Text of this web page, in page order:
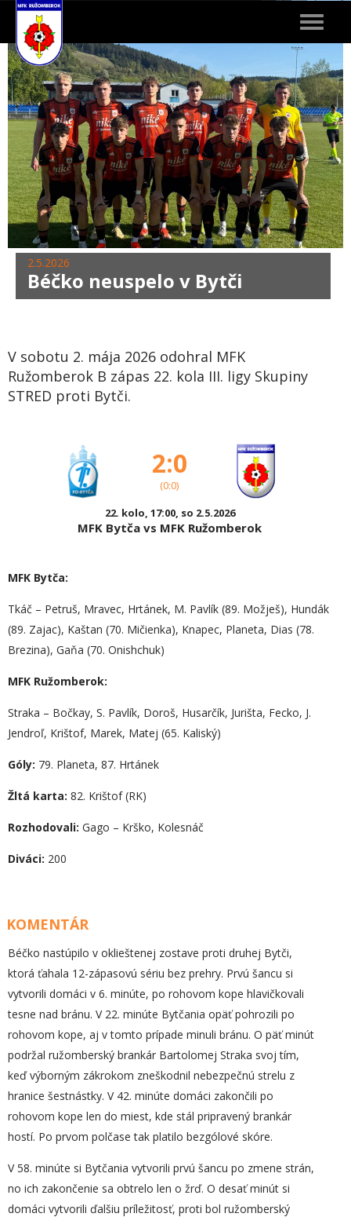
Toggle
2.5.2026
Béčko neuspelo v Bytči
V sobotu 2. mája 2026 odohral MFK
Ružomberok B zápas 22. kola III. ligy Skupiny
STRED proti Bytči.
2:0
(0:0)
22. kolo, 17:00, so 2.5.2026
MFK Bytča vs MFK Ružomberok
MFK Bytča:
Tkáč – Petruš, Mravec, Hrtánek, M. Pavlík (89. Možješ), Hundák
(89. Zajac), Kaštan (70. Mičienka), Knapec, Planeta, Dias (78.
Brezina), Gaňa (70. Onishchuk)
MFK Ružomberok:
Straka – Bočkay, S. Pavlík, Doroš, Husarčík, Jurišta, Fecko, J.
Jendroľ, Krištof, Marek, Matej (65. Kaliský)
Góly: 79. Planeta, 87. Hrtánek
Žltá karta: 82. Krištof (RK)
Rozhodovali: Gago – Krško, Kolesnáč
Diváci: 200
KOMENTÁR
Béčko nastúpilo v oklieštenej zostave proti druhej Bytči,
ktorá ťahala 12-zápasovú sériu bez prehry. Prvú šancu si
vytvorili domáci v 6. minúte, po rohovom kope hlavičkovali
tesne nad bránu. V 22. minúte Bytčania opäť pohrozili po
rohovom kope, aj v tomto prípade minuli bránu. O päť minút
podržal ružomberský brankár Bartolomej Straka svoj tím,
keď výborným zákrokom zneškodnil nebezpečnú strelu z
hranice šestnástky. V 42. minúte domáci zakončili po
rohovom kope len do miest, kde stál pripravený brankár
hostí. Po prvom polčase tak platilo bezgólové skóre.
V 58. minúte si Bytčania vytvorili prvú šancu po zmene strán,
no ich zakončenie sa obtrelo len o žrď. O desať minút si
domáci vytvorili ďalšiu príležitosť, proti bol ružomberský